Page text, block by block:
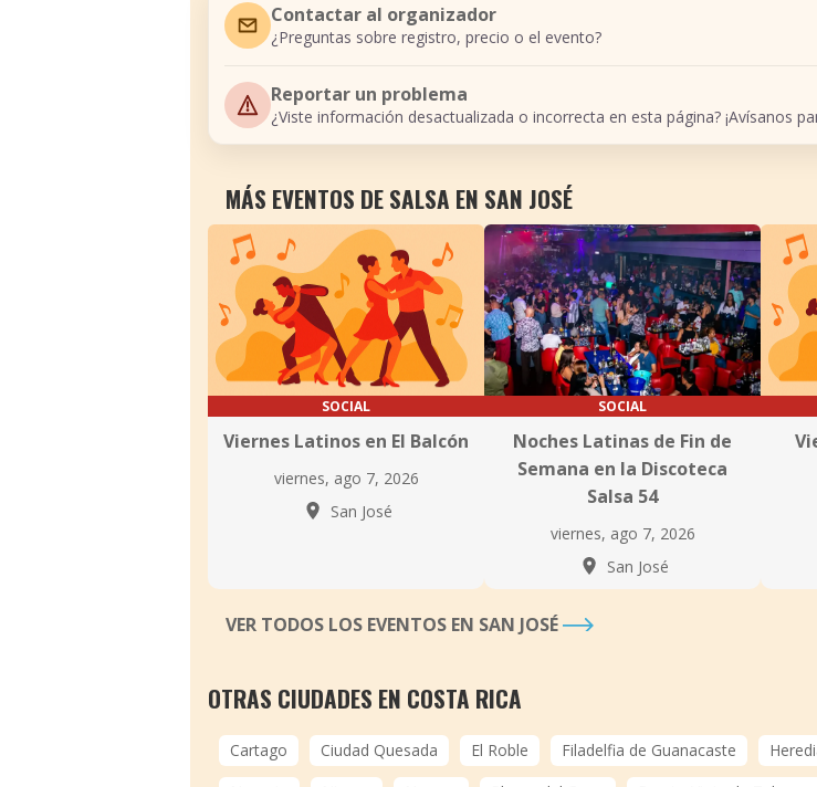
Contactar al organizador
¿Preguntas sobre registro, precio o el evento?
Reportar un problema
¿Viste información desactualizada o incorrecta en esta página? ¡Avísanos
MÁS EVENTOS DE SALSA EN SAN JOSÉ
SOCIAL
Viernes Latinos en El Balcón
viernes, ago 7, 2026
San José
SOCIAL
Noches Latinas de Fin de
Semana en la Discoteca
Salsa 54
viernes, ago 7, 2026
San José
VER TODOS LOS EVENTOS EN SAN JOSÉ
OTRAS CIUDADES EN COSTA RICA
Cartago Ciudad Quesada El Roble Filadelfia de Guanacaste